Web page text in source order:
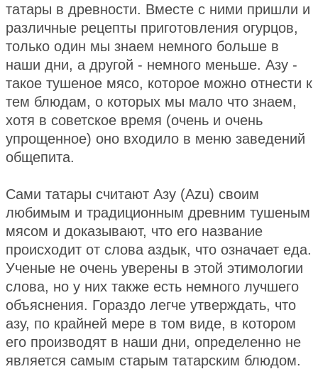
татары в древности. Вместе с ними пришли и
различные рецепты приготовления огурцов,
только один мы знаем немного больше в
наши дни, а другой - немного меньше. Азу -
такое тушеное мясо, которое можно отнести к
тем блюдам, о которых мы мало что знаем,
хотя в советское время (очень и очень
упрощенное) оно входило в меню заведений
общепита.
Сами татары считают Азу (Azu) своим
любимым и традиционным древним тушеным
мясом и доказывают, что его название
происходит от слова аздык, что означает еда.
Ученые не очень уверены в этой этимологии
слова, но у них также есть немного лучшего
объяснения. Гораздо легче утверждать, что
азу, по крайней мере в том виде, в котором
его производят в наши дни, определенно не
является самым старым татарским блюдом.